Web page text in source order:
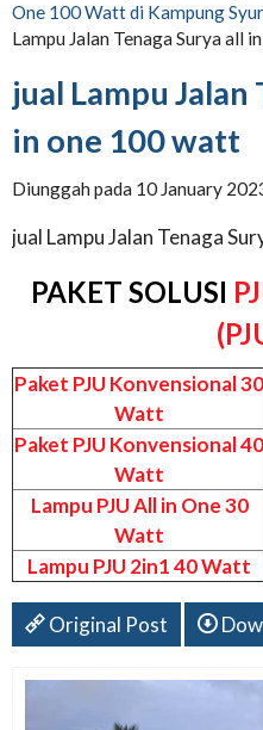
One 100 Watt di Kampung
Lampu Jalan Tenaga Surya all
jual Lampu Jalan
in one 100 watt
Diunggah pada 10 January
jual Lampu Jalan Tenaga
PAKET SOLUSI
Paket PJU Konvensional 30
Watt
Paket PJU Konvensional 40
Watt
Lampu PJU All in One 30
Watt
Lampu PJU 2in1 40 Watt
Original Post